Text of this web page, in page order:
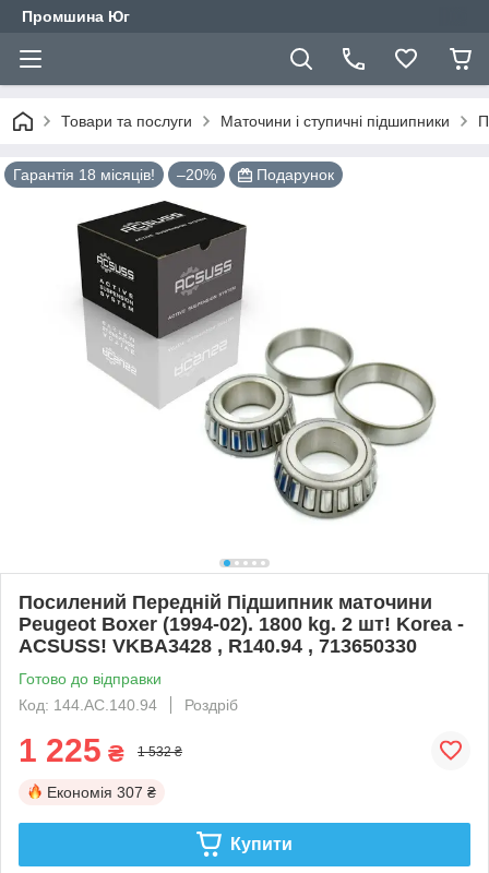
Промшина Юг
Товари та послуги Маточини і ступичні підшипники
Гарантія 18 місяців! –20% Подарунок
Посилений Передній Підшипник маточини
Peugeot Boxer (1994-02). 1800 kg. 2 шт! Korea -
ACSUSS! VKBA3428 , R140.94 , 713650330
Готово до відправки
Код: 144.AC.140.94
Роздріб
1 225 ₴ 1 532 ₴
Економія 307 ₴
Купити